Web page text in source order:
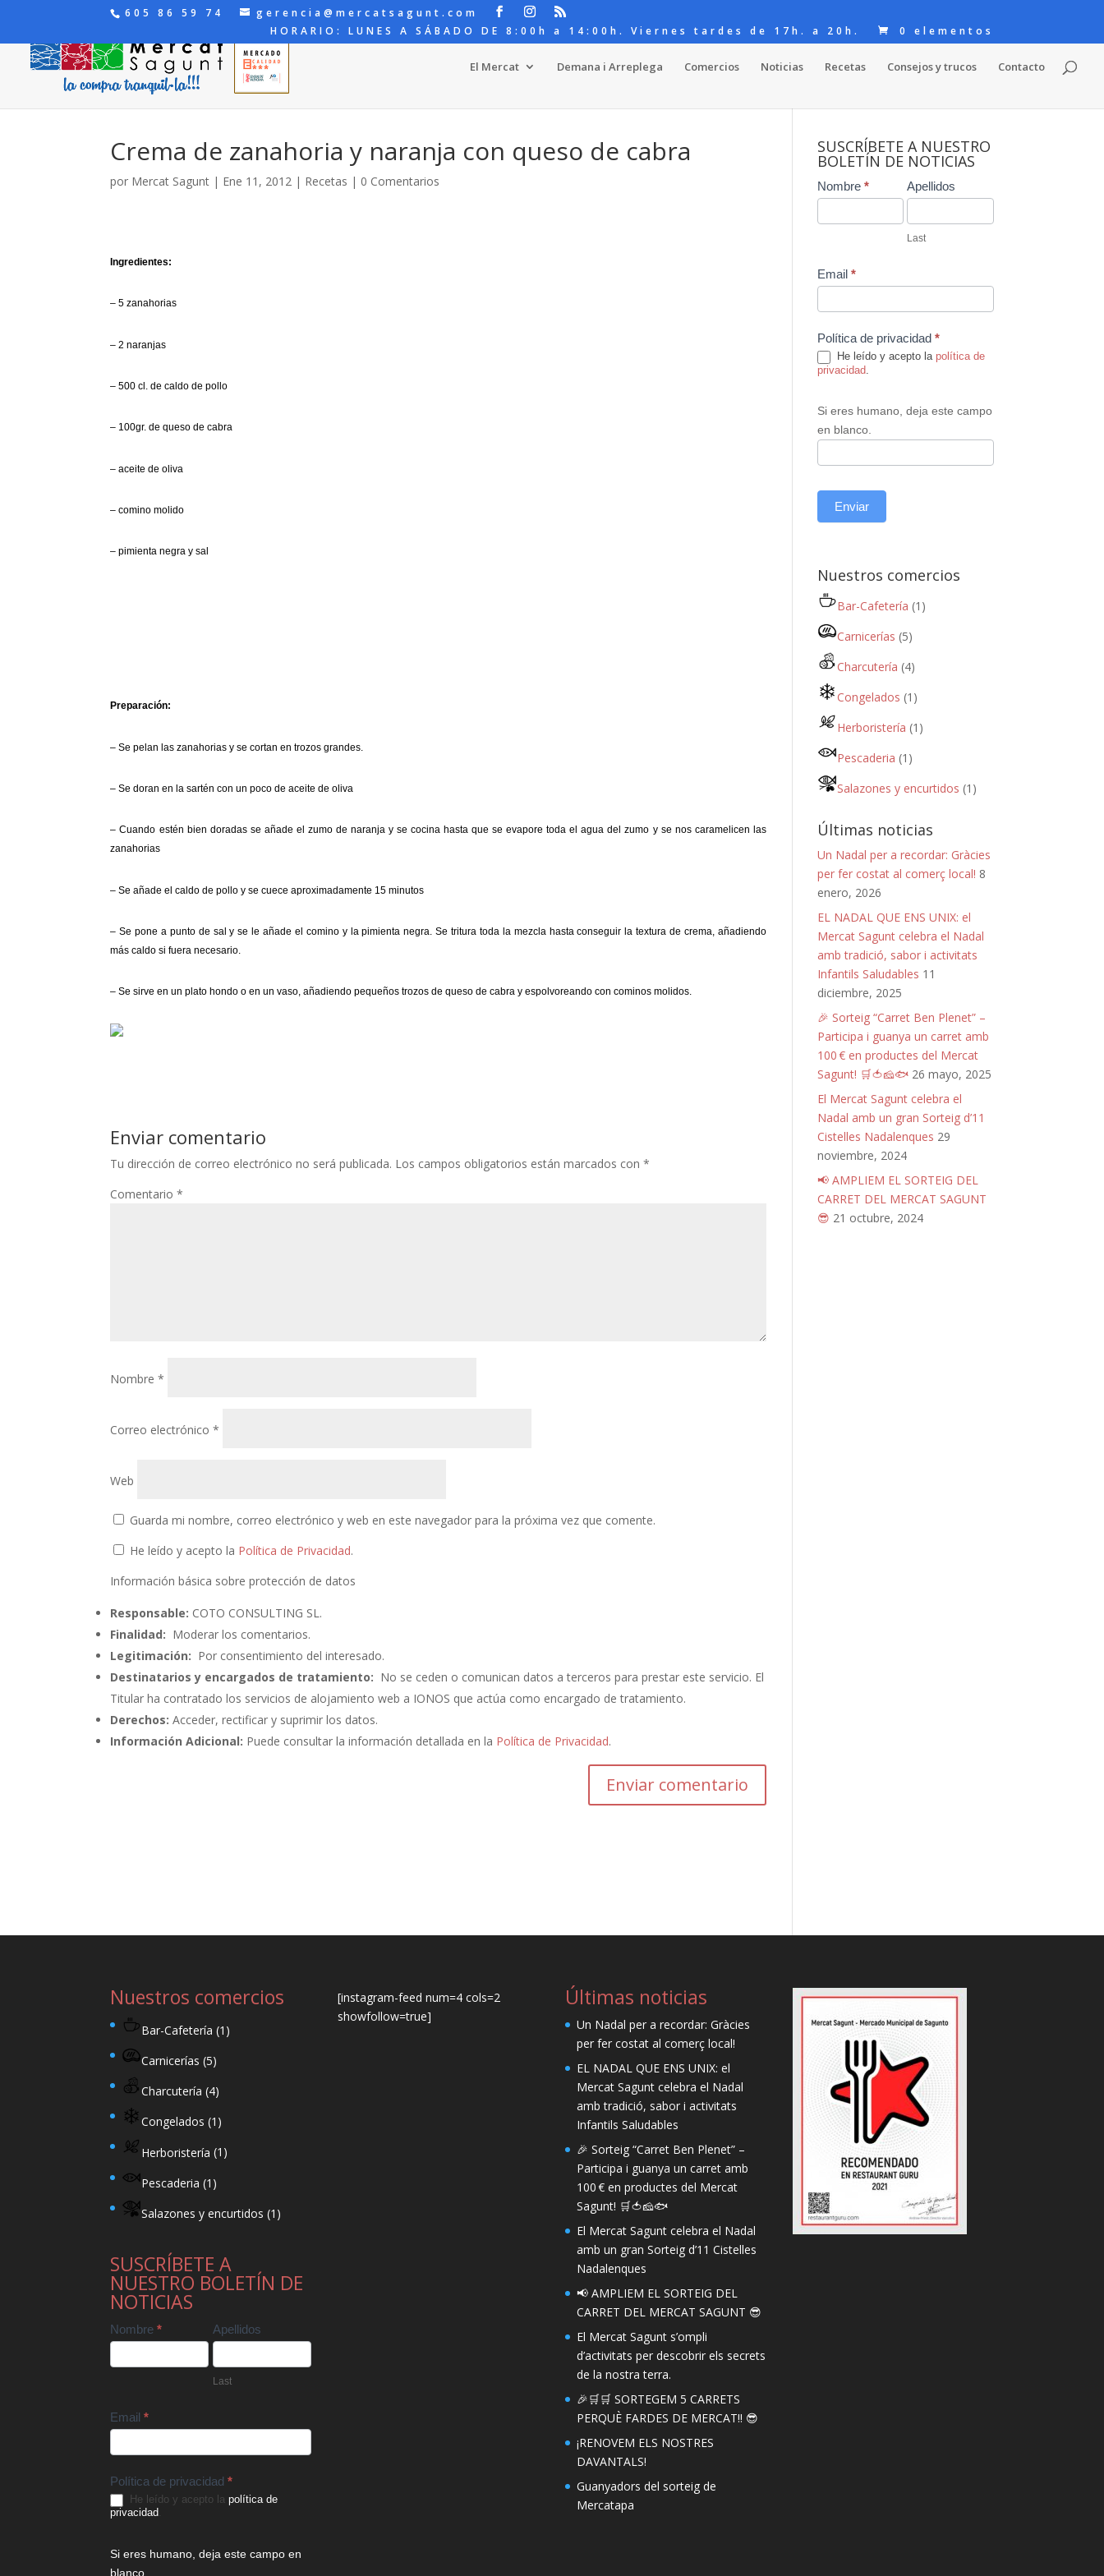
605 86 59 74
gerencia@mercatsagunt.com
HORARIO: LUNES A SÁBADO DE 8:00h a 14:00h. Viernes tardes de 17h. a 20h.
0 elementos
El Mercat Demana i Arreplega Comercios Noticias Recetas Consejos y trucos Contacto
Crema de zanahoria y naranja con queso de cabra
por Mercat Sagunt | Ene 11, 2012 | Recetas | 0 Comentarios
Ingredientes:
– 5 zanahorias
– 2 naranjas
– 500 cl. de caldo de pollo
– 100gr. de queso de cabra
– aceite de oliva
– comino molido
– pimienta negra y sal
Preparación:
– Se pelan las zanahorias y se cortan en trozos grandes.
– Se doran en la sartén con un poco de aceite de oliva
– Cuando estén bien doradas se añade el zumo de naranja y se cocina hasta que se evapore toda el agua del zumo y se nos caramelicen las
zanahorias
– Se añade el caldo de pollo y se cuece aproximadamente 15 minutos
– Se pone a punto de sal y se le añade el comino y la pimienta negra. Se tritura toda la mezcla hasta conseguir la textura de crema, añadiendo
más caldo si fuera necesario.
– Se sirve en un plato hondo o en un vaso, añadiendo pequeños trozos de queso de cabra y espolvoreando con cominos molidos.
Enviar comentario
Tu dirección de correo electrónico no será publicada. Los campos obligatorios están marcados con*
Comentario*
Nombre*
Correo electrónico*
Web
Guarda mi nombre, correo electrónico y web en este navegador para la próxima vez que comente.
He leído y acepto la Política de Privacidad.
Información básica sobre protección de datos
Responsable: COTO CONSULTING SL.
Finalidad: Moderar los comentarios.
Legitimación: Por consentimiento del interesado.
Destinatarios y encargados de tratamiento: No se ceden o comunican datos a terceros para prestar este servicio. El
Titular ha contratado los servicios de alojamiento web a IONOS que actúa como encargado de tratamiento.
Derechos: Acceder, rectificar y suprimir los datos.
Información Adicional: Puede consultar la información detallada en la Política de Privacidad.
SUSCRÍBETE A NUESTRO
BOLETÍN DE NOTICIAS
Contact
Us
Nombre * Apellidos
Last
Email *
Política de privacidad *
He leído y acepto la política de
privacidad.
Si eres humano, deja este campo
en blanco.
Enviar
Nuestros comercios
Bar-Cafetería (1)
Carnicerías (5)
Charcutería (4)
Congelados (1)
Herboristería (1)
Pescaderia (1)
Salazones y encurtidos (1)
Últimas noticias
Un Nadal per a recordar: Gràcies
per fer costat al comerç local! 8
enero, 2026
EL NADAL QUE ENS UNIX: el
Mercat Sagunt celebra el Nadal
amb tradició, sabor i activitats
Infantils Saludables 11
diciembre, 2025
🎉 Sorteig “Carret Ben Plenet” –
Participa i guanya un carret amb
100 € en productes del Mercat
Sagunt! 🛒🍅🧀🐟 26 mayo, 2025
El Mercat Sagunt celebra el
Nadal amb un gran Sorteig d’11
Cistelles Nadalenques 29
noviembre, 2024
📢 AMPLIEM EL SORTEIG DEL
CARRET DEL MERCAT SAGUNT
😎 21 octubre, 2024
Nuestros comercios
Bar-Cafetería (1)
Carnicerías (5)
Charcutería (4)
Congelados (1)
Herboristería (1)
Pescaderia (1)
Salazones y encurtidos (1)
SUSCRÍBETE A
NUESTRO BOLETÍN DE
NOTICIAS
Contact
Us
Nombre* Apellidos
Last
Email*
Política de privacidad*
He leído y acepto lapolítica de
privacidad.
Si eres humano, deja este campo en
blanco.
[instagram-feed num=4 cols=2
showfollow=true]
Últimas noticias
Un Nadal per a recordar: Gràcies
per fer costat al comerç local!
EL NADAL QUE ENS UNIX: el
Mercat Sagunt celebra el Nadal
amb tradició, sabor i activitats
Infantils Saludables
🎉 Sorteig “Carret Ben Plenet” –
Participa i guanya un carret amb
100 € en productes del Mercat
Sagunt! 🛒🍅🧀🐟
El Mercat Sagunt celebra el Nadal
amb un gran Sorteig d’11 Cistelles
Nadalenques
📢 AMPLIEM EL SORTEIG DEL
CARRET DEL MERCAT SAGUNT 😎
El Mercat Sagunt s’ompli
d’activitats per descobrir els secrets
de la nostra terra.
🎉🛒🛒 SORTEGEM 5 CARRETS
PERQUÈ FARDES DE MERCAT!! 😎
¡RENOVEM ELS NOSTRES
DAVANTALS!
Guanyadors del sorteig de
Mercatapa